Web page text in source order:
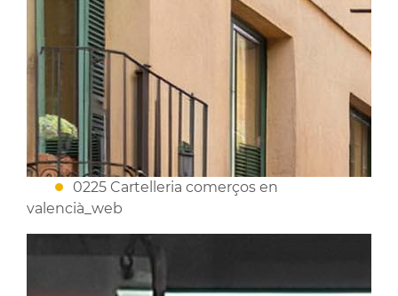
0225 Cartelleria comerços en
valencià_web